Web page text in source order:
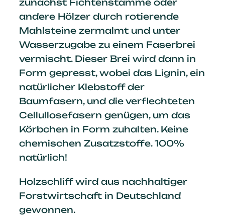
zunächst Fichtenstämme oder
andere Hölzer durch rotierende
Mahlsteine zermalmt und unter
Wasserzugabe zu einem Faserbrei
vermischt. Dieser Brei wird dann in
Form gepresst, wobei das Lignin, ein
natürlicher Klebstoff der
Baumfasern, und die verflechteten
Cellullosefasern genügen, um das
Körbchen in Form zuhalten. Keine
chemischen Zusatzstoffe. 100%
natürlich!
Holzschliff wird aus nachhaltiger
Forstwirtschaft in Deutschland
gewonnen.